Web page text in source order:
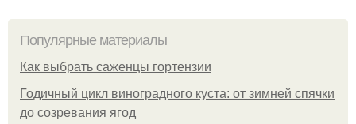
Популярные материалы
Как выбрать саженцы гортензии
Годичный цикл виноградного куста: от зимней спячки
до созревания ягод